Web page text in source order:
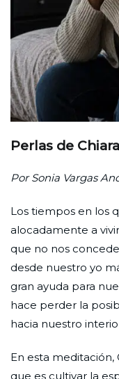
Perlas de Chiara
Por Sonia Vargas
Los tiempos en los
alocadamente a
que no nos
desde nuestro yo
gran ayuda para
hace perder la
hacia nuestro
En esta
que es cultivar la